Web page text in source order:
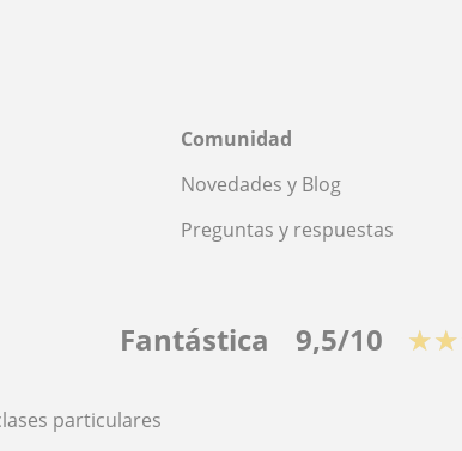
Comunidad
Novedades y Blog
Preguntas y respuestas
Fantástica 9,5/10
particulares